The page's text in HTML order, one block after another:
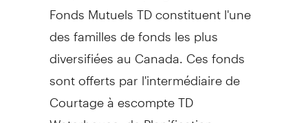
Fonds Mutuels TD constituent l'une
des familles de fonds les plus
diversifiées au Canada. Ces fonds
sont offerts par l'intermédiaire de
Courtage à escompte TD